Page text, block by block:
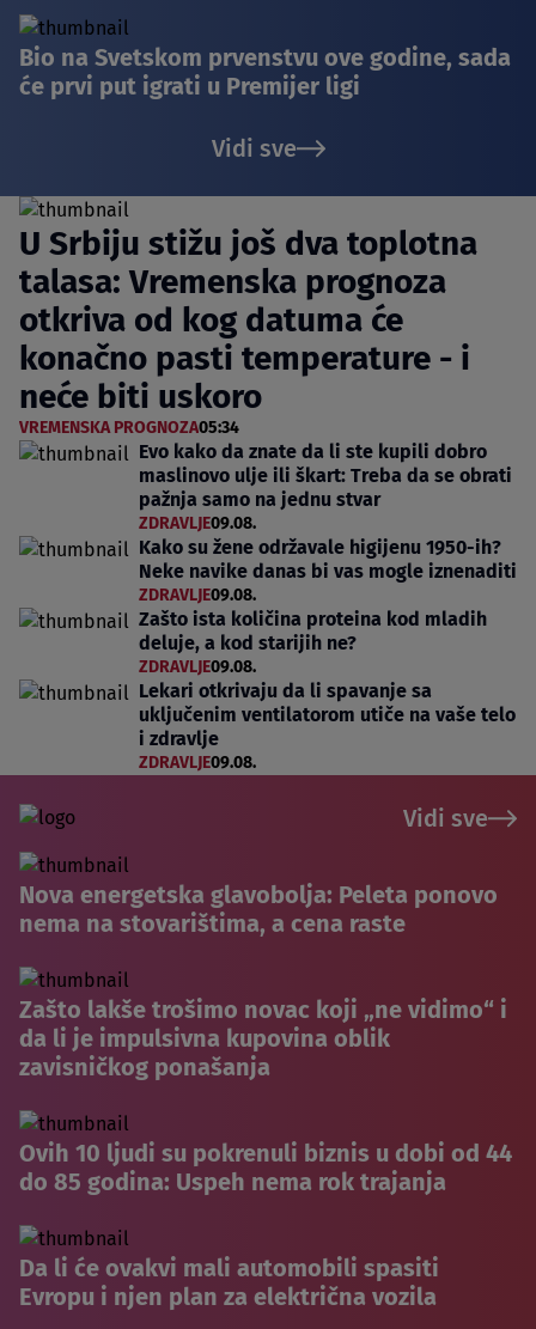
Bio na Svetskom prvenstvu ove godine, sada
će prvi put igrati u Premijer ligi
Vidi sve
U Srbiju stižu još dva toplotna
talasa: Vremenska prognoza
otkriva od kog datuma će
konačno pasti temperature - i
neće biti uskoro
VREMENSKA PROGNOZA05:34
Evo kako da znate da li ste kupili dobro
maslinovo ulje ili škart: Treba da se obrati
pažnja samo na jednu stvar
ZDRAVLJE09.08.
Kako su žene održavale higijenu 1950-ih?
Neke navike danas bi vas mogle iznenaditi
ZDRAVLJE09.08.
Zašto ista količina proteina kod mladih
deluje, a kod starijih ne?
ZDRAVLJE09.08.
Lekari otkrivaju da li spavanje sa
uključenim ventilatorom utiče na vaše telo
i zdravlje
ZDRAVLJE09.08.
Vidi sve
Nova energetska glavobolja: Peleta ponovo
nema na stovarištima, a cena raste
Zašto lakše trošimo novac koji „ne vidimo“ i
da li je impulsivna kupovina oblik
zavisničkog ponašanja
Ovih 10 ljudi su pokrenuli biznis u dobi od 44
do 85 godina: Uspeh nema rok trajanja
Da li će ovakvi mali automobili spasiti
Evropu i njen plan za električna vozila